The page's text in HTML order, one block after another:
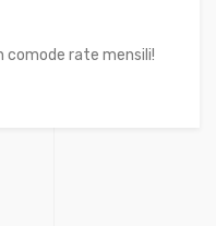
rate mensili!